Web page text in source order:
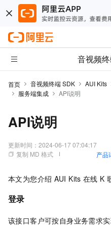
音视频
首页 音视频终端 SDK AUI Kits
服务端集成
API说明
API说明
更新时间： 2024-06-17 07:04:17
复制 MD 格式
产品
本文为您介绍 AUI Kits 在线 K
登录
该接口客户可按自身业务需求